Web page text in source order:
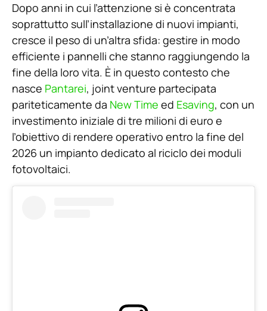
Dopo anni in cui l’attenzione si è concentrata
soprattutto sull’installazione di nuovi impianti,
cresce il peso di un’altra sfida: gestire in modo
efficiente i pannelli che stanno raggiungendo la
fine della loro vita. È in questo contesto che
nasce Pantarei, joint venture partecipata
pariteticamente da New Time ed Esaving, con un
investimento iniziale di tre milioni di euro e
l’obiettivo di rendere operativo entro la fine del
2026 un impianto dedicato al riciclo dei moduli
fotovoltaici.